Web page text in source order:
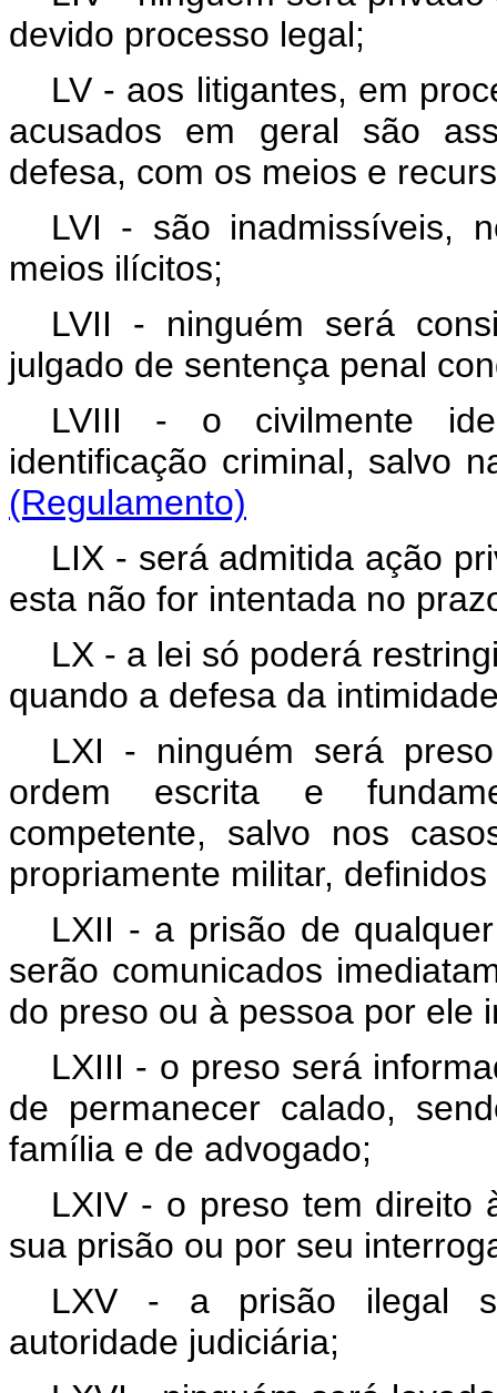
devido processo legal;
LV - aos litigantes, em
acusados em geral são
defesa, com os meios e
LVI - são inadmissíveis,
meios ilícitos;
LVII - ninguém será
julgado de sentença penal
LVIII - o civilmente
identificação criminal,
(Regulamento)
LIX - será admitida ação
esta não for intentada no
LX - a lei só poderá
quando a defesa da
LXI - ninguém será
ordem escrita e
competente, salvo nos
propriamente militar,
LXII - a prisão de
serão comunicados
do preso ou à pessoa por ele
LXIII - o preso será
de permanecer calado,
família e de advogado;
LXIV - o preso tem direito
sua prisão ou por seu
LXV - a prisão ilegal
autoridade judiciária;